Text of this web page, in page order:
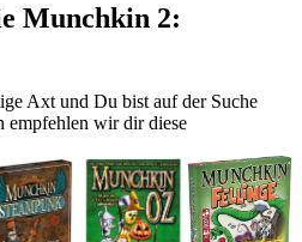
Munchkin 2:
Axt und Du bist auf der Suche
empfehlen wir dir diese